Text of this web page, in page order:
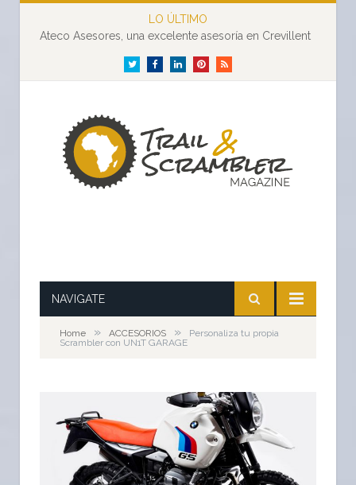
LO ÚLTIMO
Ateco Asesores, una excelente asesoría en Crevillent
TwitterFacebookLinkedInPinterestRSS
NAVIGATE
Home » ACCESORIOS »
Personaliza tu propia
Scrambler con UN1T GARAGE